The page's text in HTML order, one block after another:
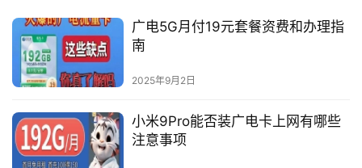
广电5G月付19元套餐资费和办理指
南
2025年9月2日
小米9Pro能否装广电卡上网有哪些
注意事项